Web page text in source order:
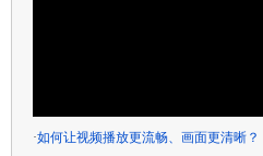
·如何让视频播放更流畅、画面更清晰？